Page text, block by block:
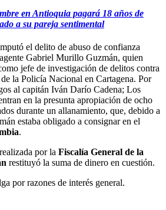
en Antioquia pagará 18 años de
a su pareja sentimental
el delito de abuso de confianza
Gabriel Murillo Guzmán, quien
jefe de investigación de delitos contra
la Policía Nacional en Cartagena. Por
al capitán Iván Darío Cadena; Los
en la presunta apropiación de ocho
durante un allanamiento, que, debido a
estaba obligado a consignar en el
.
por la Fiscalía General de la
restituyó la suma de dinero en cuestión.
por razones de interés general.